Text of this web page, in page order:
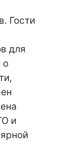
Гости
для
о
и